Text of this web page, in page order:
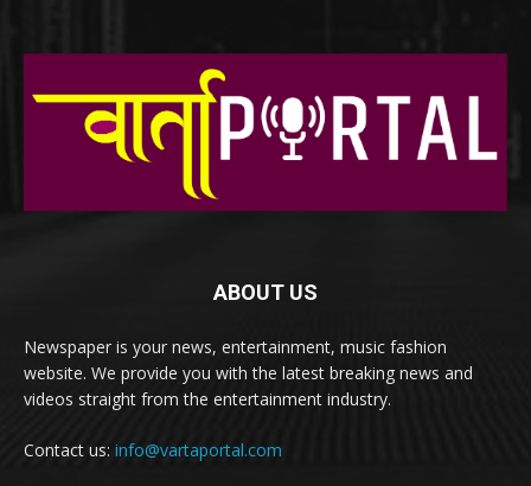
ABOUT US
Newspaper is your news, entertainment, music fashion
website. We provide you with the latest breaking news and
videos straight from the entertainment industry.
Contact us: info@vartaportal.com